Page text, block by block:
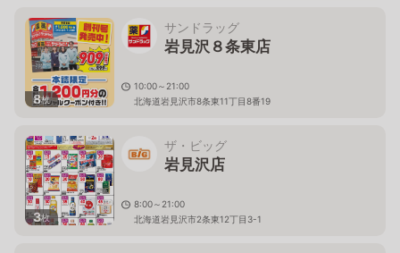
8枚
サンドラッグ
岩見沢８条東店
10:00～21:00
北海道岩見沢市8条東11丁目8番19
3枚
ザ・ビッグ
岩見沢店
8:00～21:00
北海道岩見沢市2条東12丁目3-1